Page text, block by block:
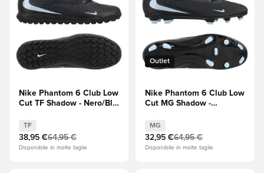
Nike Phantom 6 Club Low
Cut TF Shadow - Nero/Blu
TF
38,95 €64,95 €
Disponibile in molte taglie
Outlet
Nike Phantom 6 Club Low
Cut MG Shadow -
MG
32,95 €64,95 €
Disponibile in molte taglie